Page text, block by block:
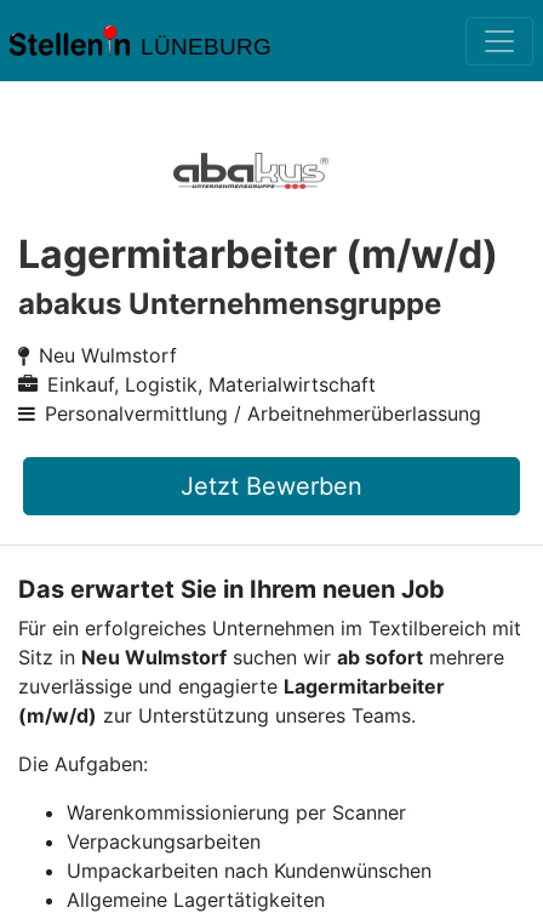
LÜNEBURG
Lagermitarbeiter (m/w/d)
abakus Unternehmensgruppe
Neu Wulmstorf
Einkauf, Logistik, Materialwirtschaft
Personalvermittlung / Arbeitnehmerüberlassung
Jetzt Bewerben
Das erwartet Sie in Ihrem neuen Job
Für ein erfolgreiches Unternehmen im Textilbereich mit
Sitz in Neu Wulmstorf suchen wir ab sofort mehrere
zuverlässige und engagierte Lagermitarbeiter
(m/w/d) zur Unterstützung unseres Teams.
Die Aufgaben:
Warenkommissionierung per Scanner
Verpackungsarbeiten
Umpackarbeiten nach Kundenwünschen
Allgemeine Lagertätigkeiten